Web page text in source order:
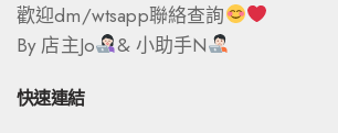
歡迎dm/wtsapp聯絡查詢
By 店主Jo
& 小助手N
快速連結